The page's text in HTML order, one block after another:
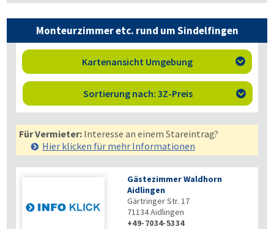
Monteurzimmer etc. rund um Sindelfingen
Kartenansicht Umgebung 
Sortierung nach: 3Z-Preis 
Für Vermieter: Interesse an einem Stareintrag?
Hier klicken für mehr Informationen
Gästezimmer Waldhorn
Aidlingen
Gärtringer Str. 17
71134Aidlingen
+49-7034-5334